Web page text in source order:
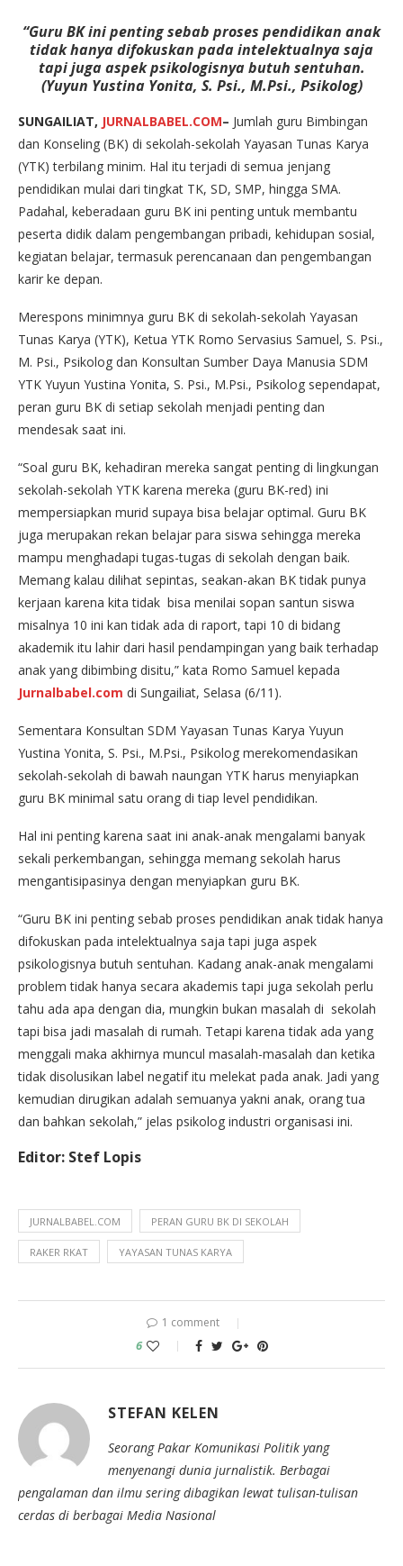
“Guru BK ini penting sebab proses pendidikan anak
tidak hanya difokuskan pada intelektualnya saja
tapi juga aspek psikologisnya butuh sentuhan.
(Yuyun Yustina Yonita, S. Psi., M.Psi., Psikolog)
SUNGAILIAT, JURNALBABEL.COM– Jumlah guru Bimbingan
dan Konseling (BK) di sekolah-sekolah Yayasan Tunas Karya
(YTK) terbilang minim. Hal itu terjadi di semua jenjang
pendidikan mulai dari tingkat TK, SD, SMP, hingga SMA.
Padahal, keberadaan guru BK ini penting untuk membantu
peserta didik dalam pengembangan pribadi, kehidupan sosial,
kegiatan belajar, termasuk perencanaan dan pengembangan
karir ke depan.
Merespons minimnya guru BK di sekolah-sekolah Yayasan
Tunas Karya (YTK), Ketua YTK Romo Servasius Samuel, S. Psi.,
M. Psi., Psikolog dan Konsultan Sumber Daya Manusia SDM
YTK Yuyun Yustina Yonita, S. Psi., M.Psi., Psikolog sependapat,
peran guru BK di setiap sekolah menjadi penting dan
mendesak saat ini.
“Soal guru BK, kehadiran mereka sangat penting di lingkungan
sekolah-sekolah YTK karena mereka (guru BK-red) ini
mempersiapkan murid supaya bisa belajar optimal. Guru BK
juga merupakan rekan belajar para siswa sehingga mereka
mampu menghadapi tugas-tugas di sekolah dengan baik.
Memang kalau dilihat sepintas, seakan-akan BK tidak punya
kerjaan karena kita tidak bisa menilai sopan santun siswa
misalnya 10 ini kan tidak ada di raport, tapi 10 di bidang
akademik itu lahir dari hasil pendampingan yang baik terhadap
anak yang dibimbing disitu,” kata Romo Samuel kepada
Jurnalbabel.com di Sungailiat, Selasa (6/11).
Sementara Konsultan SDM Yayasan Tunas Karya Yuyun
Yustina Yonita, S. Psi., M.Psi., Psikolog merekomendasikan
sekolah-sekolah di bawah naungan YTK harus menyiapkan
guru BK minimal satu orang di tiap level pendidikan.
Hal ini penting karena saat ini anak-anak mengalami banyak
sekali perkembangan, sehingga memang sekolah harus
mengantisipasinya dengan menyiapkan guru BK.
“Guru BK ini penting sebab proses pendidikan anak tidak hanya
difokuskan pada intelektualnya saja tapi juga aspek
psikologisnya butuh sentuhan. Kadang anak-anak mengalami
problem tidak hanya secara akademis tapi juga sekolah perlu
tahu ada apa dengan dia, mungkin bukan masalah di sekolah
tapi bisa jadi masalah di rumah. Tetapi karena tidak ada yang
menggali maka akhirnya muncul masalah-masalah dan ketika
tidak disolusikan label negatif itu melekat pada anak. Jadi yang
kemudian dirugikan adalah semuanya yakni anak, orang tua
dan bahkan sekolah,” jelas psikolog industri organisasi ini.
Editor: Stef Lopis
JURNALBABEL.COM PERAN GURU BK DI SEKOLAH
RAKER RKAT YAYASAN TUNAS KARYA
1 comment
6
STEFAN KELEN
Seorang Pakar Komunikasi Politik yang
menyenangi dunia jurnalistik. Berbagai
pengalaman dan ilmu sering dibagikan lewat tulisan-tulisan
cerdas di berbagai Media Nasional